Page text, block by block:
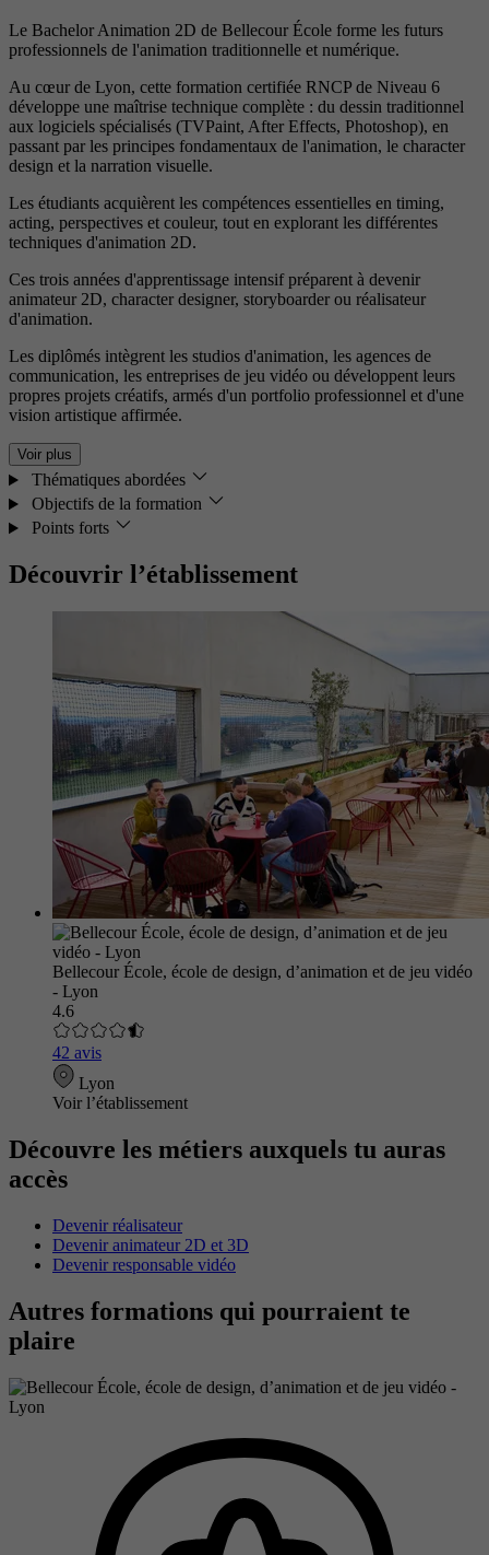
Le Bachelor Animation 2D de Bellecour École forme les futurs
professionnels de l'animation traditionnelle et numérique.
Au cœur de Lyon, cette formation certifiée RNCP de Niveau 6
développe une maîtrise technique complète : du dessin traditionnel
aux logiciels spécialisés (TVPaint, After Effects, Photoshop), en
passant par les principes fondamentaux de l'animation, le character
design et la narration visuelle.
Les étudiants acquièrent les compétences essentielles en timing,
acting, perspectives et couleur, tout en explorant les différentes
techniques d'animation 2D.
Ces trois années d'apprentissage intensif préparent à devenir
animateur 2D, character designer, storyboarder ou réalisateur
d'animation.
Les diplômés intègrent les studios d'animation, les agences de
communication, les entreprises de jeu vidéo ou développent leurs
propres projets créatifs, armés d'un portfolio professionnel et d'une
vision artistique affirmée.
Voir plus
Thématiques abordées
Objectifs de la formation
Points forts
Découvrir l’établissement
Bellecour École, école de design, d’animation et de jeu vidéo
- Lyon
4.6
42 avis
Lyon
Voir l’établissement
Découvre les métiers auxquels tu auras
accès
Devenir réalisateur
Devenir animateur 2D et 3D
Devenir responsable vidéo
Autres formations qui pourraient te
plaire